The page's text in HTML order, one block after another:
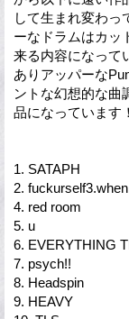
して生まれ変わっ
ーなドラムはカッ
来る内容になって
ありアッパーな
ントな幻想的な曲
品になっています！
1. SATAPH
2.
4. red room
5. u
6. EVERYTHING
7. psych!!
8. Headspin
9. HEAVY